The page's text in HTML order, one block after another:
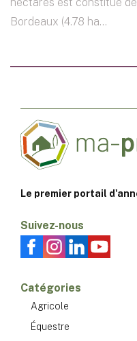
hectares est constitué de
Bordeaux (4.78 ha...
Le premier portail
Suivez-nous
Catégories
Agricole
Équestre